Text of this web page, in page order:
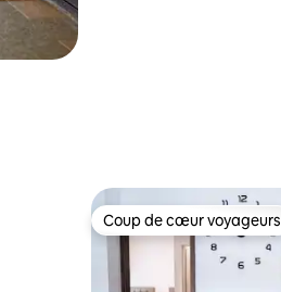
Coup de cœur voyageurs
Coup de cœur voyageurs